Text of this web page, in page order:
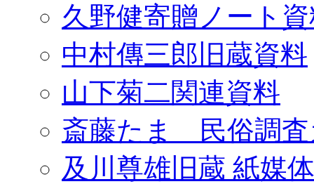
久野健寄贈ノート
中村傳三郎旧蔵資料
山下菊二関連資料
斎藤たま 民俗調査
及川尊雄旧蔵 紙媒